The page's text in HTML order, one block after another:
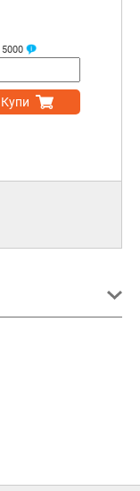
5000
Купи